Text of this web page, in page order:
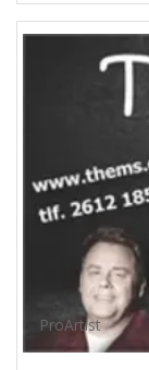
ProArtist